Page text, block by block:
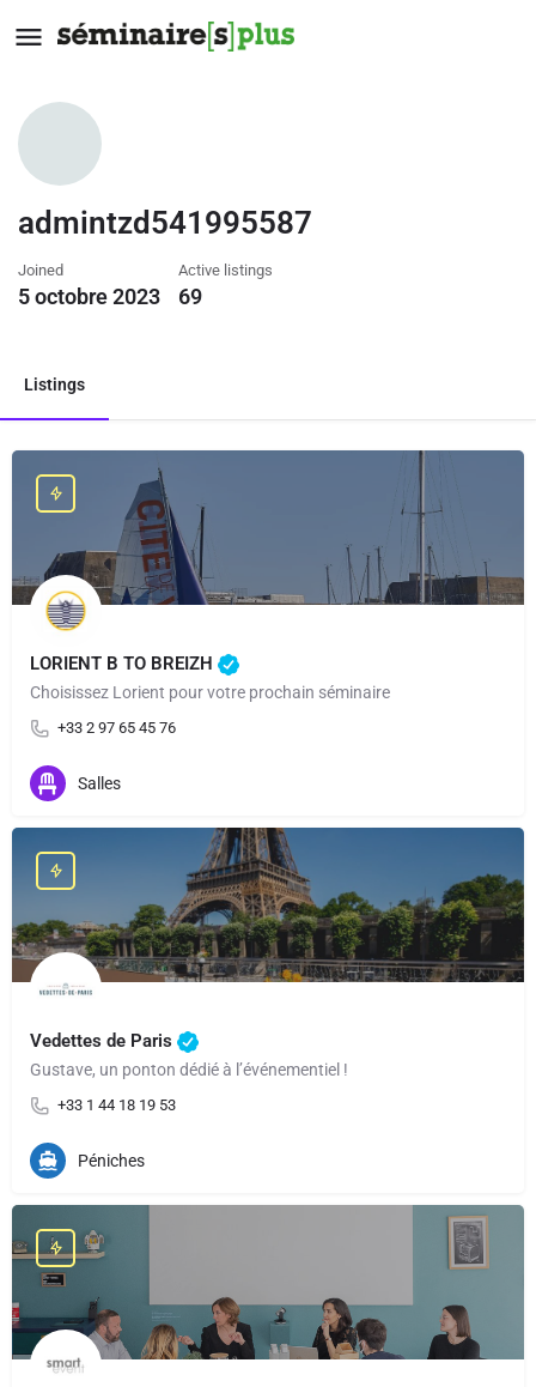
admintzd541995587
Joined
5 octobre 2023
Active listings
69
Listings
LORIENT B TO BREIZH
Choisissez Lorient pour votre prochain séminaire
+33 2 97 65 45 76
Salles
Vedettes de Paris
Gustave, un ponton dédié à l’événementiel !
+33 1 44 18 19 53
Péniches